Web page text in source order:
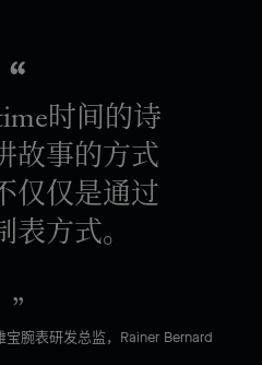
时间的诗
故事的方式
仅仅是通过
表方式。
腕表研发总监，Rainer Bernard